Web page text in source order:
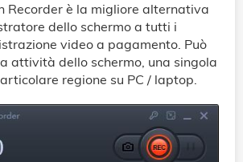
Recorder è la migliore alternativa
dello schermo a tutti i
video a pagamento. Può
attività dello schermo, una singola
regione su PC / laptop.